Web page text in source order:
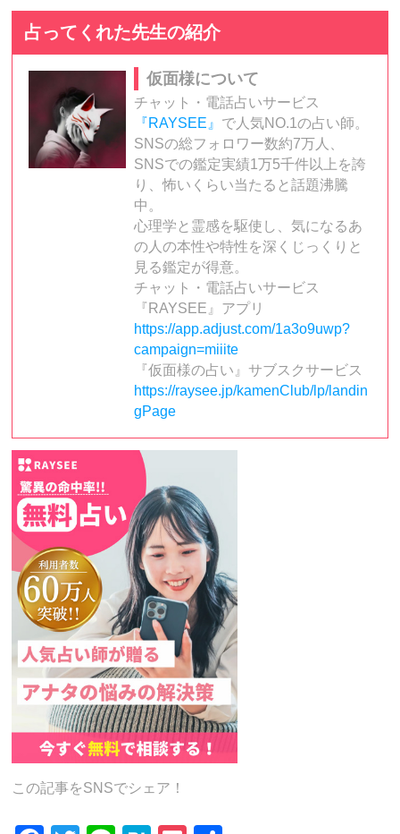
占ってくれた先生の紹介
仮面様について
チャット・電話占いサービス
『RAYSEE』 で人気NO.1の占い師。
SNSの総フォロワー数約7万人、
SNSでの鑑定実績1万5千件以上を誇
り、怖いくらい当たると話題沸騰
中。
心理学と霊感を駆使し、気になるあ
の人の本性や特性を深くじっくりと
見る鑑定が得意。
チャット・電話占いサービス
『RAYSEE』アプリ
https://app.adjust.com/1a3o9uwp?
campaign=miiite
『仮面様の占い』サブスクサービス
https://raysee.jp/kamenClub/lp/landin
gPage
この記事をSNSでシェア！